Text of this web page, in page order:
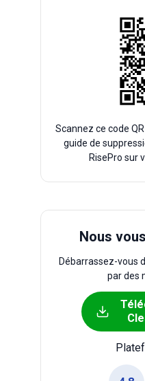
Scannez ce code
guide de
RisePro sur
Nous
Débarrassez-vous
par des